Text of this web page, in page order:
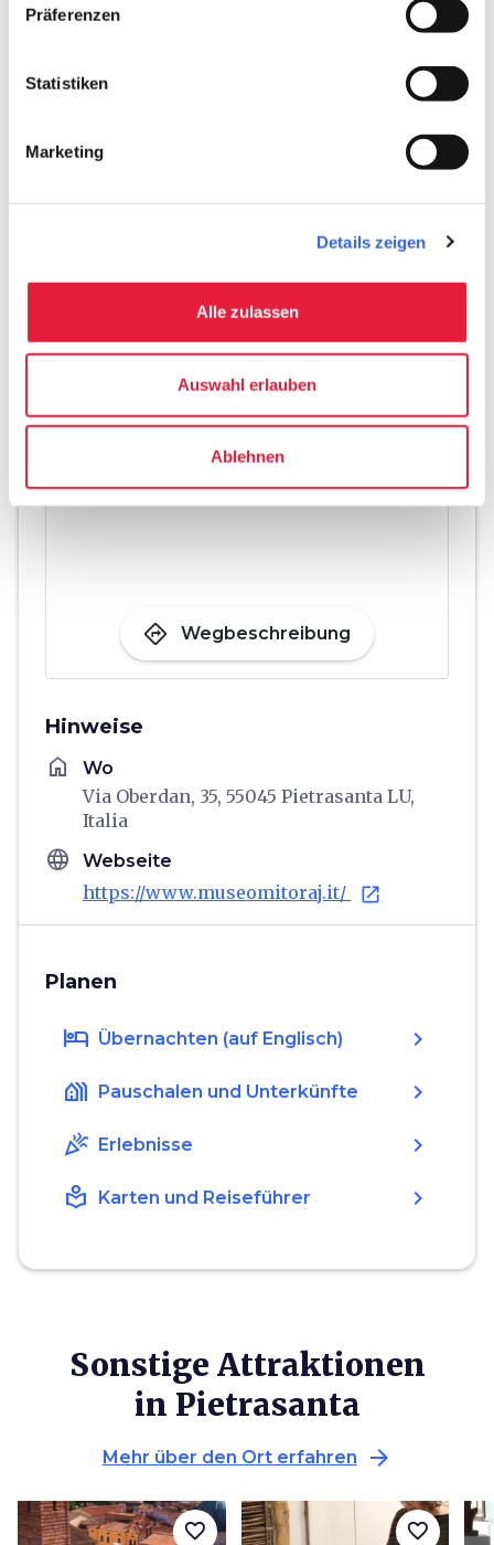
Präferenzen
Statistiken
Marketing
Details zeigen
Alle zulassen
Auswahl erlauben
Ablehnen
Eröffnungsausstellung „Mitoraj. Present“ im Igor-
Nicola Gnesi
chevron_left
directions Wegbeschreibung
Hinweise
home Wo
Via Oberdan, 35, 55045 Pietrasanta LU,
Italia
language Webseite
https://www.museomitoraj.it/ open_in_new
Planen
hotel Übernachten (auf Englisch) chevron_right
holiday_village Pauschalen und Unterkünfte chevron_right
celebration Erlebnisse chevron_right
local_library Karten und Reiseführer chevron_right
Sonstige Attraktionen
in Pietrasanta
Mehr über den Ort erfahren arrow_forward
favorite_border favorite_border